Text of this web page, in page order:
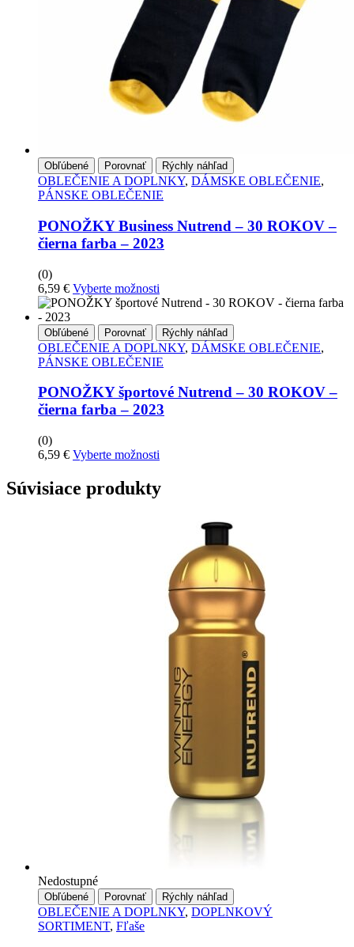
Obľúbené Porovnať Rýchly náhľad
OBLEČENIE A DOPLNKY, DÁMSKE OBLEČENIE,
PÁNSKE OBLEČENIE
PONOŽKY Business Nutrend – 30 ROKOV –
čierna farba – 2023
(0)
6,59 € Vyberte možnosti
produkt
viacero
variantov.
Možnosti
môžete
vybrať
na
Obľúbené Porovnať Rýchly náhľad
OBLEČENIE A DOPLNKY, DÁMSKE OBLEČENIE,
PÁNSKE OBLEČENIE
PONOŽKY športové Nutrend – 30 ROKOV –
čierna farba – 2023
(0)
6,59 € Vyberte možnosti
Možnosti
môžete
vybrať
na
stránke
produktu
Súvisiace produkty
Nedostupné
Obľúbené Porovnať Rýchly náhľad
OBLEČENIE A DOPLNKY, DOPLNKOVÝ
SORTIMENT, Fľaše